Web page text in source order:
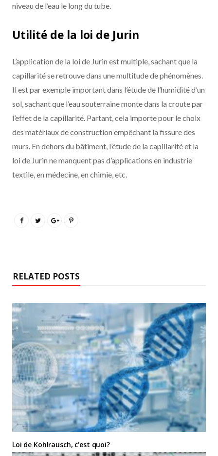
niveau de l’eau le long du tube.
Utilité de la loi de Jurin
L’application de la loi de Jurin est multiple, sachant que la
capillarité se retrouve dans une multitude de phénomènes.
Il est par exemple important dans l’étude de l’humidité d’un
sol, sachant que l’eau souterraine monte dans la croute par
l’effet de la capillarité. Partant, cela importe pour le choix
des matériaux de construction empêchant la fissure des
murs. En dehors du bâtiment, l’étude de la capillarité et la
loi de Jurin ne manquent pas d’applications en industrie
textile, en médecine, en chimie, etc.
RELATED POSTS
Loi de Kohlrausch, c’est quoi?